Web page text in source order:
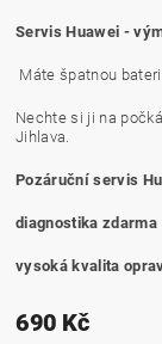
Servis Huawei -
Máte špatnou
Nechte si ji na
Jihlava.
Pozáruční servis
diagnostika zdarma
vysoká kvalita
690 Kč